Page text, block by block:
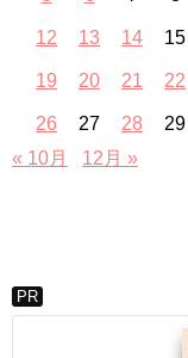
12 13 14 15
19 20 21 22
26 27 28 29
« 10月
12月 »
PR